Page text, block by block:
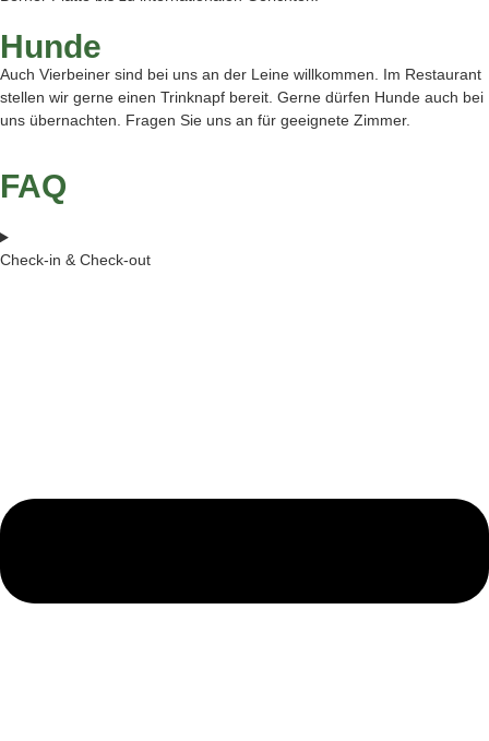
Hunde
Auch Vierbeiner sind bei uns an der Leine willkommen . Im Restaurant
stellen wir gerne einen Trinknapf bereit. Gerne dürfen Hunde auch bei
uns übernachten.
Fragen Sie uns an für geeignete Zimmer.
FAQ
Check-in & Check-out